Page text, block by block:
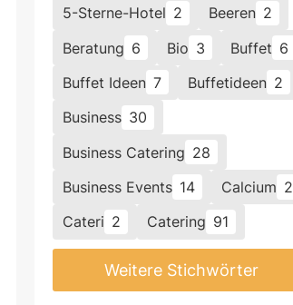
5-Sterne-Hotel 2 Beeren 2
Beratung 6 Bio 3 Buffet 6
Buffet Ideen 7 Buffetideen 2
Business 30
Business Catering 28
Business Events 14 Calcium 2
Cateri 2 Catering 91
Weitere Stichwörter